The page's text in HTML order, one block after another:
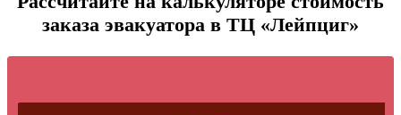
заказа эвакуатора в ТЦ «Лейпциг»